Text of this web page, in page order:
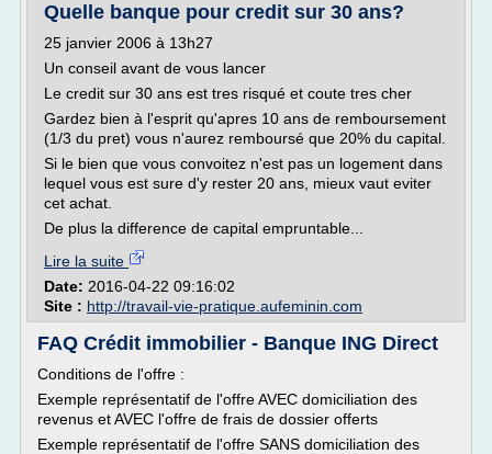
Quelle banque pour credit sur 30 ans?
25 janvier 2006 à 13h27
Un conseil avant de vous lancer
Le credit sur 30 ans est tres risqué et coute tres cher
Gardez bien à l'esprit qu'apres 10 ans de remboursement
(1/3 du pret) vous n'aurez remboursé que 20% du capital.
Si le bien que vous convoitez n'est pas un logement dans
lequel vous est sure d'y rester 20 ans, mieux vaut eviter
cet achat.
De plus la difference de capital empruntable...
Lire la suite
Date: 2016-04-22 09:16:02
Site : http://travail-vie-pratique.aufeminin.com
FAQ Crédit immobilier - Banque ING Direct
Conditions de l'offre :
Exemple représentatif de l'offre AVEC domiciliation des
revenus et AVEC l'offre de frais de dossier offerts
Exemple représentatif de l'offre SANS domiciliation des